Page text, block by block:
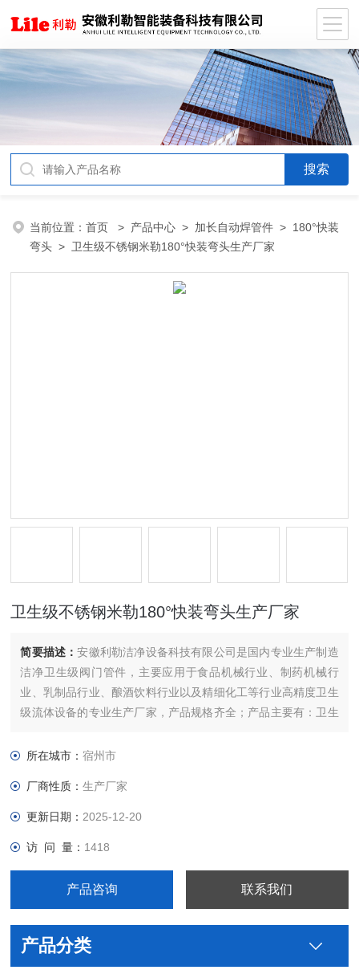
当前位置：首页 > 产品中心 > 加长自动焊管件 > 180°快装
弯头 > 卫生级不锈钢米勒180°快装弯头生产厂家
卫生级不锈钢米勒180°快装弯头生产厂家
简要描述：安徽利勒洁净设备科技有限公司是国内专业生产制造
洁净卫生级阀门管件，主要应用于食品机械行业、制药机械行
业、乳制品行业、酿酒饮料行业以及精细化工等行业高精度卫生
级流体设备的专业生产厂家，产品规格齐全；产品主要有：卫生
空法兰，真空管件，真空弯头，真空三通，真空大小头，ISO法
所在城市：宿州市
厂商性质：生产厂家
更新日期： 2025-12-20
访 问 量： 1418
产品咨询 联系我们
产品分类